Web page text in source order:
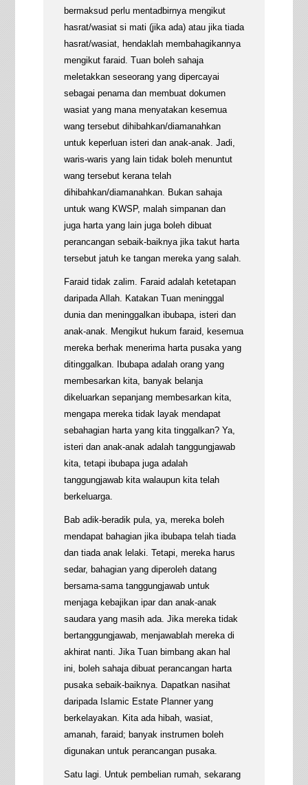
bermaksud perlu mentadbirnya mengikut
hasrat/wasiat si mati (jika ada) atau jika tiada
hasrat/wasiat, hendaklah membahagikannya
mengikut faraid. Tuan boleh sahaja
meletakkan seseorang yang dipercayai
sebagai penama dan membuat dokumen
wasiat yang mana menyatakan kesemua
wang tersebut dihibahkan/diamanahkan
untuk keperluan isteri dan anak-anak. Jadi,
waris-waris yang lain tidak boleh menuntut
wang tersebut kerana telah
dihibahkan/diamanahkan. Bukan sahaja
untuk wang KWSP, malah simpanan dan
juga harta yang lain juga boleh dibuat
perancangan sebaik-baiknya jika takut harta
tersebut jatuh ke tangan mereka yang salah.
Faraid tidak zalim. Faraid adalah ketetapan
daripada Allah. Katakan Tuan meninggal
dunia dan meninggalkan ibubapa, isteri dan
anak-anak. Mengikut hukum faraid, kesemua
mereka berhak menerima harta pusaka yang
ditinggalkan. Ibubapa adalah orang yang
membesarkan kita, banyak belanja
dikeluarkan sepanjang membesarkan kita,
mengapa mereka tidak layak mendapat
sebahagian harta yang kita tinggalkan? Ya,
isteri dan anak-anak adalah tanggungjawab
kita, tetapi ibubapa juga adalah
tanggungjawab kita walaupun kita telah
berkeluarga.
Bab adik-beradik pula, ya, mereka boleh
mendapat bahagian jika ibubapa telah tiada
dan tiada anak lelaki. Tetapi, mereka harus
sedar, bahagian yang diperoleh datang
bersama-sama tanggungjawab untuk
menjaga kebajikan ipar dan anak-anak
saudara yang masih ada. Jika mereka tidak
bertanggungjawab, menjawablah mereka di
akhirat nanti. Jika Tuan bimbang akan hal
ini, boleh sahaja dibuat perancangan harta
pusaka sebaik-baiknya. Dapatkan nasihat
daripada Islamic Estate Planner yang
berkelayakan. Kita ada hibah, wasiat,
amanah, faraid; banyak instrumen boleh
digunakan untuk perancangan pusaka.
Satu lagi. Untuk pembelian rumah, sekarang